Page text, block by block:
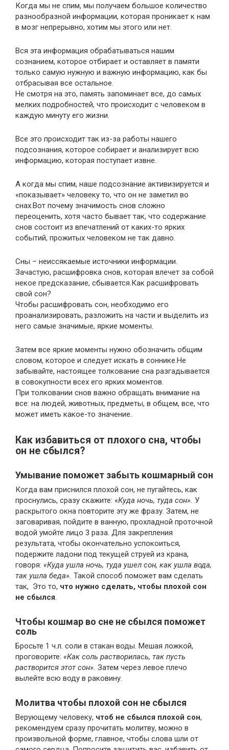
Когда мы не спим, мы получаем большое количество
разнообразной информации, которая проникает к нам
в мозг непрерывно, хотим мы этого или нет.
Вся эта информация обрабатываться нашим
сознанием, которое отбирает и оставляет в памяти
только самую нужную и важную информацию, как бы
отбрасывая все остальное.
Не смотря на это, память запоминает все, до самых
мелких подробностей, что происходит с человеком в
каждую минуту его жизни.
Все это происходит так из-за работы нашего
подсознания, которое собирает и анализирует всю
информацию, которая поступает извне.
А когда мы спим, наше подсознание активизируется и
«показывает» человеку то, что он не заметил во
снах.Вот почему значимость снов сложно
переоценить, хотя часто бывает так, что содержание
снов состоит из впечатлений от каких-то ярких
событий, прожитых человеком не так давно.
Сны – неиссякаемые источники информации.
Зачастую, расшифровка снов, которая влечет за собой
некое предсказание, сбывается.Как расшифровать
свой сон?
Чтобы расшифровать сон, необходимо его
проанализировать, разложить на части и выделить из
него самые значимые, яркие моменты.
Затем все яркие моменты нужно обозначить общим
словом, которое и следует искать в соннике.Не
забывайте, настоящее толкование сна разгадывается
в совокупности всех его ярких моментов.
При толковании снов важно обращать внимание на
все: на людей, животных, предметы, в общем, все, что
может иметь какое-то значение.
Как избавиться от плохого сна, чтобы
он не сбылся?
Умывание поможет забыть кошмарный сон
Когда вам приснился плохой сон, не пугайтесь, как
проснулись, сразу скажите: «Куда ночь, туда сон». У
раскрытого окна повторите эту же фразу. Затем, не
заговаривая, пойдите в ванную, прохладной проточной
водой умойте лицо 3 раза. Для закрепления
результата, чтобы окончательно успокоиться,
подержите ладони под текущей струей из крана,
говоря: «Куда ушла ночь, туда ушел сон, как ушла вода,
так ушла беда». Такой способ поможет вам сделать
так, Это то, что нужно сделать, чтобы плохой сон
не сбылся.
Чтобы кошмар во сне не сбылся поможет
соль
Бросьте 1 ч.л. соли в стакан воды. Мешая ложкой,
проговорите: «Как соль растворилась, так пусть
растворится этот сон». Затем через левое плечо
вылейте всю воду в раковину.
Молитва чтобы плохой сон не сбылся
Верующему человеку, чтоб не сбылся плохой сон,
рекомендуем сразу прочитать молитву, можно в
произвольной форме, главное, чтобы слова шли от